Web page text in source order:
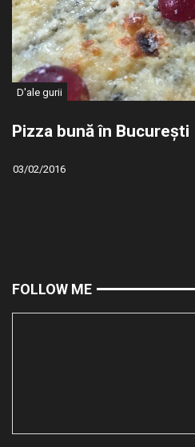
D'ale gurii
Pizza bună în București
03/02/2016
FOLLOW ME